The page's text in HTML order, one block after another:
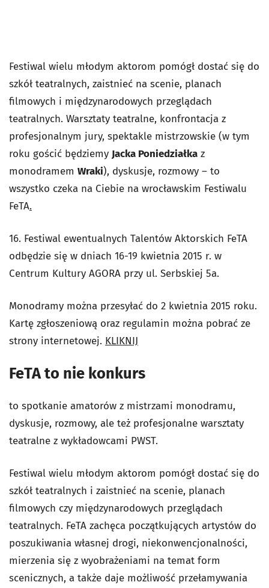
Festiwal wielu młodym aktorom pomógł dostać się do
szkół teatralnych, zaistnieć na scenie, planach
filmowych i międzynarodowych przeglądach
teatralnych. Warsztaty teatralne, konfrontacja z
profesjonalnym jury, spektakle mistrzowskie (w tym
roku gościć będziemy Jacka Poniedziałka z
monodramem Wraki), dyskusje, rozmowy – to
wszystko czeka na Ciebie na wrocławskim Festiwalu
FeTA.
16. Festiwal ewentualnych Talentów Aktorskich FeTA
odbędzie się w dniach 16-19 kwietnia 2015 r. w
Centrum Kultury AGORA przy ul. Serbskiej 5a.
Monodramy można przesyłać do 2 kwietnia 2015 roku.
Kartę zgłoszeniową oraz regulamin można pobrać ze
strony internetowej. KLIKNIJ
FeTA to nie konkurs
to spotkanie amatorów z mistrzami monodramu,
dyskusje, rozmowy, ale też profesjonalne warsztaty
teatralne z wykładowcami PWST.
Festiwal wielu młodym aktorom pomógł dostać się do
szkół teatralnych i zaistnieć na scenie, planach
filmowych czy międzynarodowych przeglądach
teatralnych. FeTA zachęca początkujących artystów do
poszukiwania własnej drogi, niekonwencjonalności,
mierzenia się z wyobrażeniami na temat form
scenicznych, a także daje możliwość przełamywania